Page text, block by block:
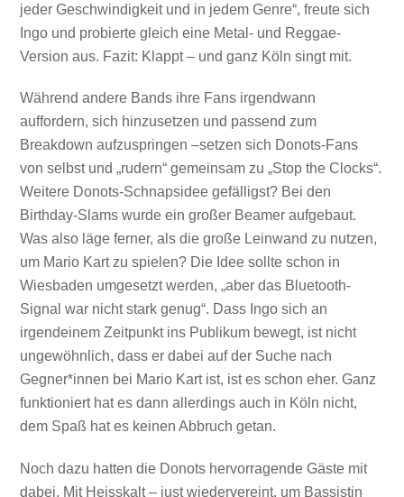
jeder Geschwindigkeit und in jedem Genre“, freute sich
Ingo und probierte gleich eine Metal- und Reggae-
Version aus. Fazit: Klappt – und ganz Köln singt mit.
Während andere Bands ihre Fans irgendwann
auffordern, sich hinzusetzen und passend zum
Breakdown aufzuspringen –setzen sich Donots-Fans
von selbst und „rudern“ gemeinsam zu „Stop the Clocks“.
Weitere Donots-Schnapsidee gefälligst? Bei den
Birthday-Slams wurde ein großer Beamer aufgebaut.
Was also läge ferner, als die große Leinwand zu nutzen,
um Mario Kart zu spielen? Die Idee sollte schon in
Wiesbaden umgesetzt werden, „aber das Bluetooth-
Signal war nicht stark genug“. Dass Ingo sich an
irgendeinem Zeitpunkt ins Publikum bewegt, ist nicht
ungewöhnlich, dass er dabei auf der Suche nach
Gegner*innen bei Mario Kart ist, ist es schon eher. Ganz
funktioniert hat es dann allerdings auch in Köln nicht,
dem Spaß hat es keinen Abbruch getan.
Noch dazu hatten die Donots hervorragende Gäste mit
dabei. Mit Heisskalt – just wiedervereint, um Bassistin